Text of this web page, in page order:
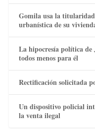
Gomila usa la
urbanística de su
La hipocresía política de
todos menos para él
Rectificación solicitada
Un dispositivo policial
la venta ilegal